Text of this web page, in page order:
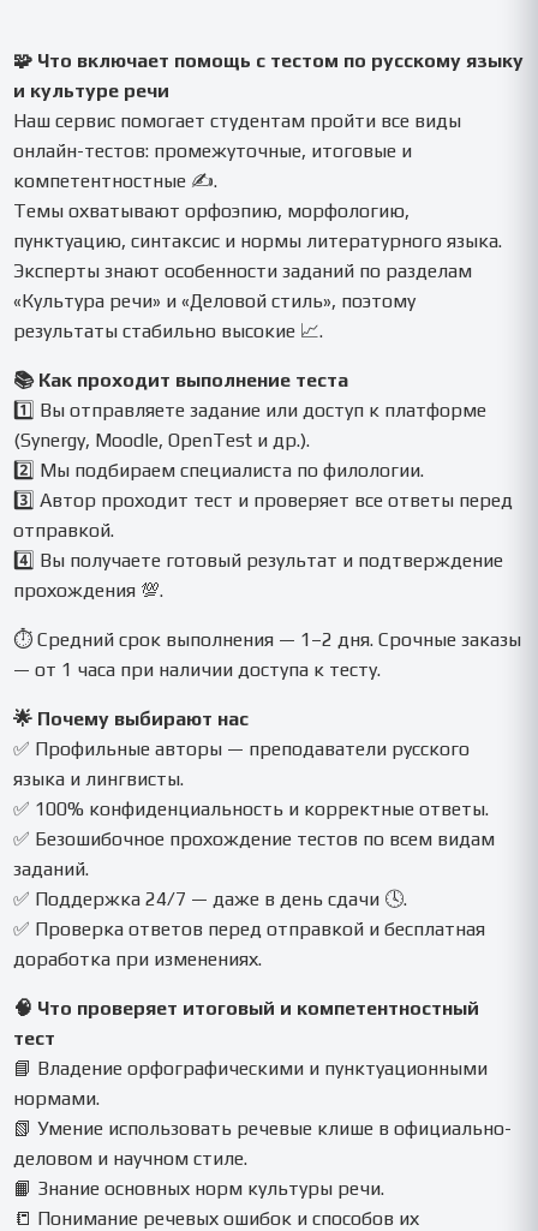
🧩 Что включает помощь с тестом по русскому языку
и культуре речи
Наш сервис помогает студентам пройти все виды
онлайн-тестов: промежуточные, итоговые и
компетентностные ✍️.
Темы охватывают орфоэпию, морфологию,
пунктуацию, синтаксис и нормы литературного языка.
Эксперты знают особенности заданий по разделам
«Культура речи» и «Деловой стиль», поэтому
результаты стабильно высокие 📈.
📚 Как проходит выполнение теста
1️⃣ Вы отправляете задание или доступ к платформе
(Synergy, Moodle, OpenTest и др.).
2️⃣ Мы подбираем специалиста по филологии.
3️⃣ Автор проходит тест и проверяет все ответы перед
отправкой.
4️⃣ Вы получаете готовый результат и подтверждение
прохождения 💯.
⏱ Средний срок выполнения — 1–2 дня. Срочные заказы
— от 1 часа при наличии доступа к тесту.
🌟 Почему выбирают нас
✅ Профильные авторы — преподаватели русского
языка и лингвисты.
✅ 100% конфиденциальность и корректные ответы.
✅ Безошибочное прохождение тестов по всем видам
заданий.
✅ Поддержка 24/7 — даже в день сдачи 🕓.
✅ Проверка ответов перед отправкой и бесплатная
доработка при изменениях.
🧠 Что проверяет итоговый и компетентностный
тест
📘 Владение орфографическими и пунктуационными
нормами.
📗 Умение использовать речевые клише в официально-
деловом и научном стиле.
📙 Знание основных норм культуры речи.
📒 Понимание речевых ошибок и способов их